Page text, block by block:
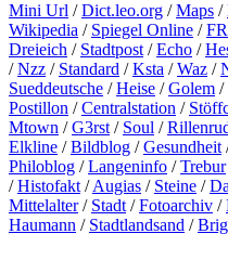
Mini Url /Dict.leo.org /Maps /
Wikipedia / Spiegel Online /FR
Dreieich / Stadtpost /Echo /
/Nzz / Standard /Ksta /Waz /
Sueddeutsche /Heise /Golem /
Postillon /Centralstation /
Mtown /G3rst / Soul /
Elkline /Bildblog /Gesundheit
Philoblog /Langeninfo /Trebur
/Histofakt /Augias / Steine /
Mittelalter/ Stadt /Fotoarchiv /
Haumann / Stadtlandsand /